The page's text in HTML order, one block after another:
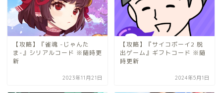
【攻略】『雀魂 -じゃんた
ま-』シリアルコード ※随時更
新
2023年11月21日
【攻略】『サイコボーイ2 脱
出ゲーム』ギフトコード ※随
時更新
2024年5月1日